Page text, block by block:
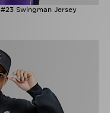
Swingman Jersey